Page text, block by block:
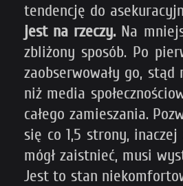
tendencję do
jest na rzeczy. Na
zbliżony sposób. Po
zaobserwowały go,
niż media
całego zamieszania.
się co 1,5 strony,
mógł zaistnieć, musi
Jest to stan